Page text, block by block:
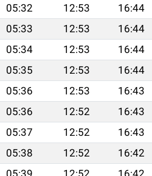
05:32 12:53 16:44
05:33 12:53 16:44
05:34 12:53 16:44
05:35 12:53 16:44
05:36 12:53 16:43
05:36 12:52 16:43
05:37 12:52 16:43
05:38 12:52 16:42
05:39 12:52 16:42